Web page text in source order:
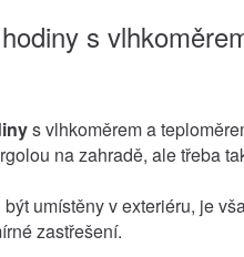
s
s vlhkoměrem a
na zahradě, ale třeba
umístěny v exteriéru, je
zastřešení.